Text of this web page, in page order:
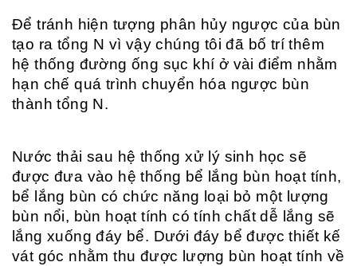
Để tránh hiện tượng phân hủy ngược của bùn
tạo ra tổng N vì vậy chúng tôi đã bố trí thêm
hệ thống đường ống sục khí ở vài điểm nhằm
hạn chế quá trình chuyển hóa ngược bùn
thành tổng N.
Nước thải sau hệ thống xử lý sinh học sẽ
được đưa vào hệ thống bể lắng bùn hoạt tính,
bể lắng bùn có chức năng loại bỏ một lượng
bùn nổi, bùn hoạt tính có tính chất dễ lắng sẽ
lắng xuống đáy bể. Dưới đáy bể được thiết kế
vát góc nhằm thu được lượng bùn hoạt tính về